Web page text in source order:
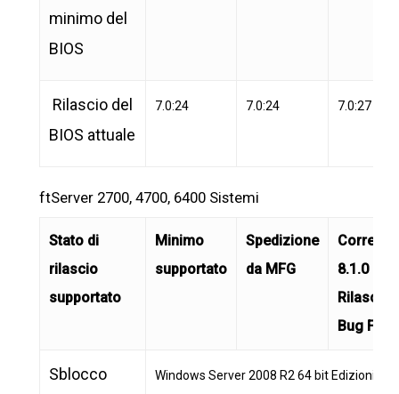
minimo del
BIOS
Rilascio del
BIOS attuale
7.0:24 7.0:24 7.0:27
ftServer 2700, 4700, 6400 Sistemi
Stato di
rilascio
supportato
Minimo
supportato
Spedizione
da MFG
Corrente
8.1.0
Rilascio
Bug Fix
Sblocco
Windows Server 2008 R2 64 bit Edizioni